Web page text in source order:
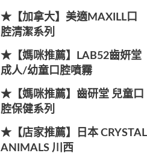
★【加拿大】美適MAXILL口
腔清潔系列
★【媽咪推薦】LAB52齒妍堂
成人/幼童口腔噴霧
★【媽咪推薦】齒研堂 兒童口
腔保健系列
★【店家推薦】日本 CRYSTAL
ANIMALS 川西